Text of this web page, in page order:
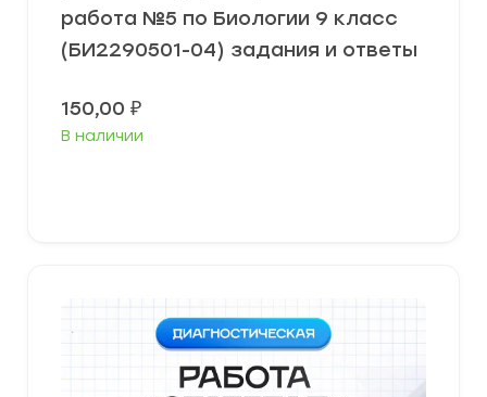
работа №5 по Биологии 9 класс
(БИ2290501-04) задания и ответы
150,00 ₽
В наличии